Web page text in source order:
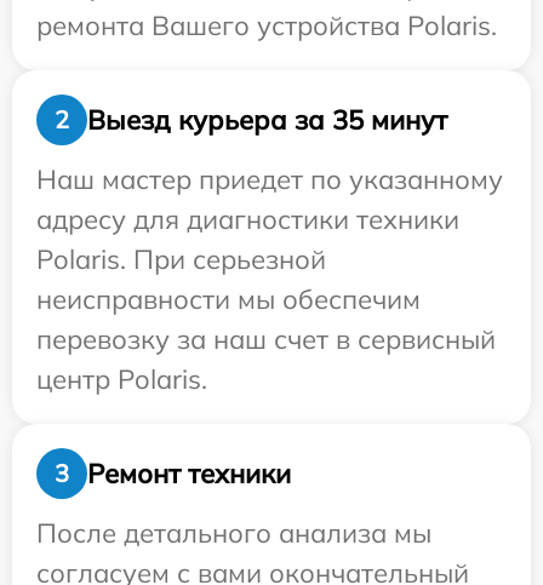
ремонта Вашего устройства Polaris.
2
Выезд курьера за 35 минут
Наш мастер приедет по указанному
адресу для диагностики техники
Polaris. При серьезной
неисправности мы обеспечим
перевозку за наш счет в сервисный
центр Polaris.
3
Ремонт техники
После детального анализа мы
согласуем с вами окончательный